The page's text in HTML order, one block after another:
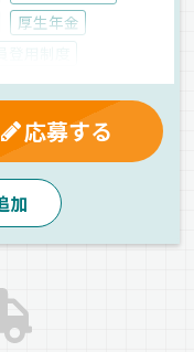
厚生年金
登用制度
労災保険
アイモニター装備
搭載
その他
応募する
加